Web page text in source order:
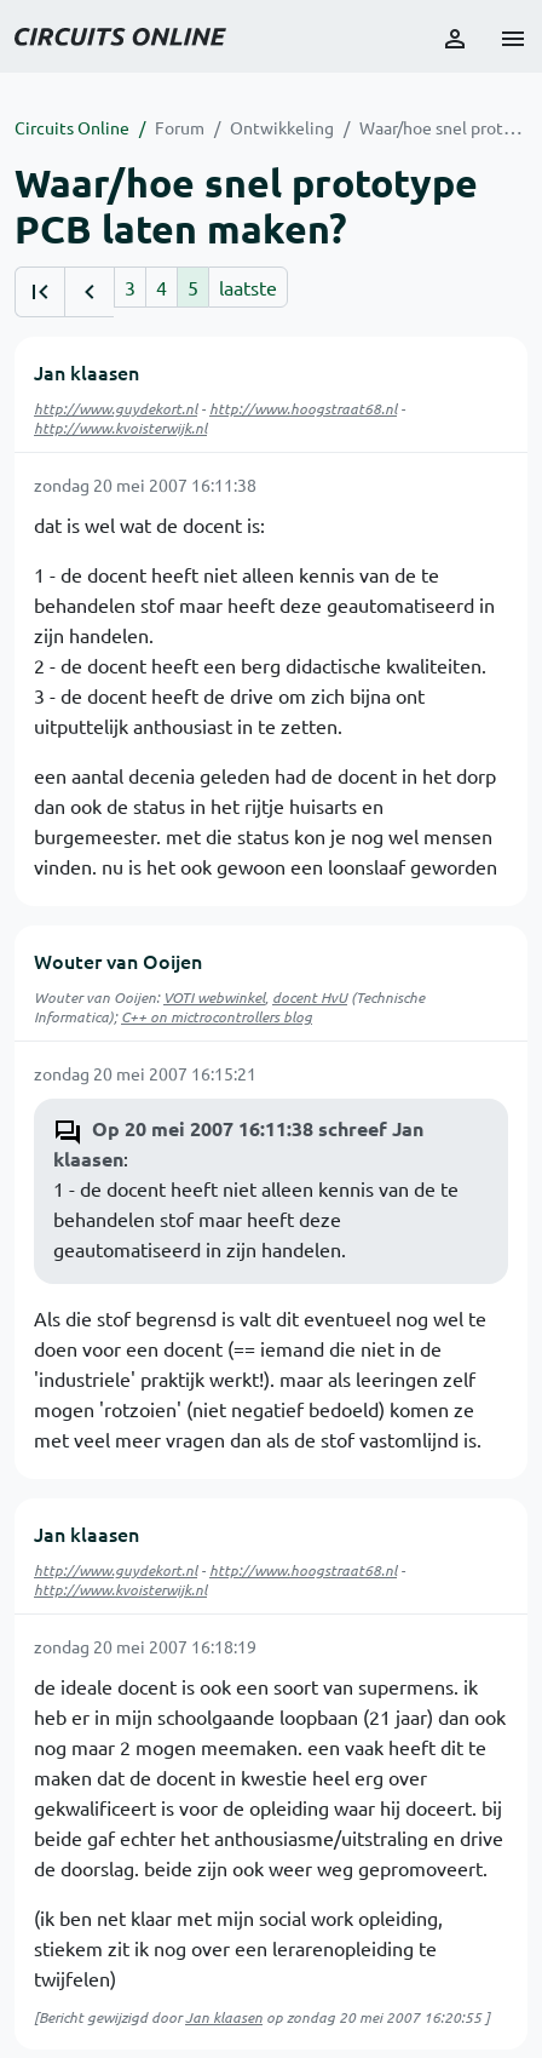
Circuits Online Forum Ontwikkeling Waar/hoe snel prototype PCB laten maken?
Waar/hoe snel prototype
PCB laten maken?
3 4 5 laatste
Jan klaasen
http://www.guydekort.nl- http://www.hoogstraat68.nl-
http://www.kvoisterwijk.nl
zondag 20 mei 2007 16:11:38
dat is wel wat de docent is:
1 - de docent heeft niet alleen kennis van de te
behandelen stof maar heeft deze geautomatiseerd in
zijn handelen.
2 - de docent heeft een berg didactische kwaliteiten.
3 - de docent heeft de drive om zich bijna ont
uitputtelijk anthousiast in te zetten.
een aantal decenia geleden had de docent in het dorp
dan ook de status in het rijtje huisarts en
burgemeester. met die status kon je nog wel mensen
vinden. nu is het ook gewoon een loonslaaf geworden
Wouter van Ooijen
Wouter van Ooijen: VOTI webwinkel, docent HvU(Technische
Informatica);C++ on mictrocontrollers blog
zondag 20 mei 2007 16:15:21
Op 20 mei 2007 16:11:38 schreef Jan
klaasen:
1 - de docent heeft niet alleen kennis van de te
behandelen stof maar heeft deze
geautomatiseerd in zijn handelen.
Als die stof begrensd is valt dit eventueel nog wel te
doen voor een docent (== iemand die niet in de
'industriele' praktijk werkt!). maar als leeringen zelf
mogen 'rotzoien' (niet negatief bedoeld) komen ze
met veel meer vragen dan als de stof vastomlijnd is.
Jan klaasen
http://www.guydekort.nl- http://www.hoogstraat68.nl-
http://www.kvoisterwijk.nl
zondag 20 mei 2007 16:18:19
de ideale docent is ook een soort van supermens. ik
heb er in mijn schoolgaande loopbaan (21 jaar) dan ook
nog maar 2 mogen meemaken. een vaak heeft dit te
maken dat de docent in kwestie heel erg over
gekwalificeert is voor de opleiding waar hij doceert. bij
beide gaf echter het anthousiasme/uitstraling en drive
de doorslag. beide zijn ook weer weg gepromoveert.
(ik ben net klaar met mijn social work opleiding,
stiekem zit ik nog over een lerarenopleiding te
twijfelen)
[Bericht gewijzigd doorJan klaasen op zondag 20 mei 2007 16:20:55]